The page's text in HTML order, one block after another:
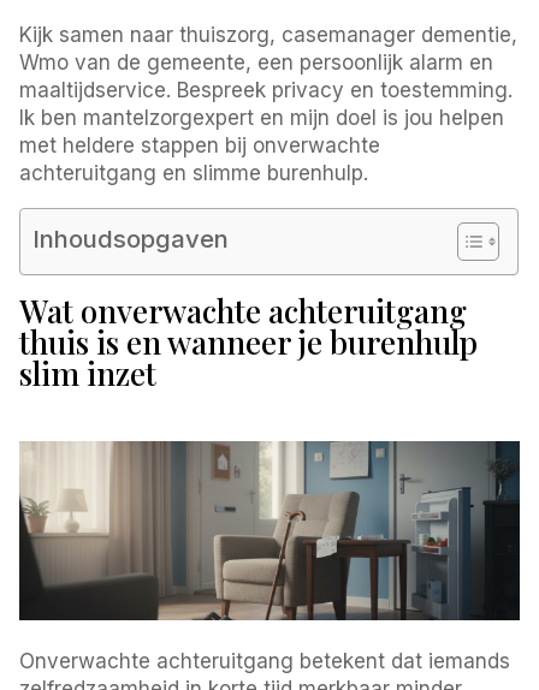
Kijk samen naar thuiszorg, casemanager dementie,
Wmo van de gemeente, een persoonlijk alarm en
maaltijdservice. Bespreek privacy en toestemming.
Ik ben mantelzorgexpert en mijn doel is jou helpen
met heldere stappen bij onverwachte
achteruitgang en slimme burenhulp.
Inhoudsopgaven
Wat onverwachte achteruitgang
thuis is en wanneer je burenhulp
slim inzet
Onverwachte achteruitgang betekent dat iemands